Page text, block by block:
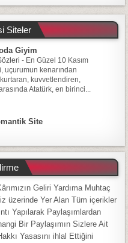
Siteler
Giyim
- En Güzel 10 Kasım
uçurumun kenarından
kuvvetlendiren,
Atatürk, en birinci...
Site
Geliri Yardıma Muhtaç
üzerinde Yer Alan Tüm içerikler
Yapılarak Paylaşımlardan
Bir Paylaşımın Sizlere Ait
Yasasını ihlal Ettiğini